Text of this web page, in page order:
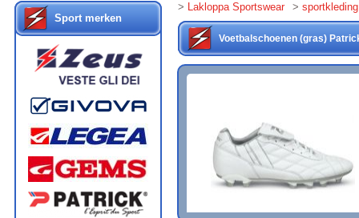
Sport merken
> Lakloppa Sportswear > sportkleding
Voetbalschoenen (gras)